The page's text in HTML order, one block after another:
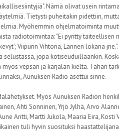
Nämä olivat usein
Tietysti puheitakin pidettiin,
Myöhemmin ohjelmatoiminta
radiotoimintaa: "Ei pyritty taiteellisen
Viipurin Vihtoria, Lännen lokaria
jopa kotiseuduillaankin.
vepsän ja karjalan kieltä. Tähän
Aunuksen Radio asettui sinne.
Myös Aunuksen Radion
Ahti Sonninen, Yrjö Jylhä, Arvo
Antti, Martti Jukola, Maaria Eira, Kosti
tuli hyvin suosituksi